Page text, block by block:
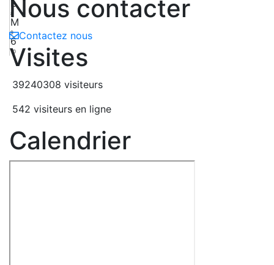
L
8
M
9
6
10
Nous contacter
Contactez nous
Visites
39240308 visiteurs
542 visiteurs en ligne
Calendrier